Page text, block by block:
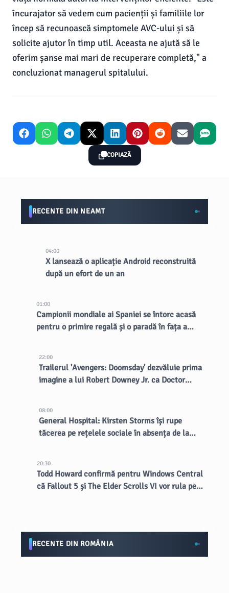
încurajator să vedem cum pacienții și familiile lor
încep să recunoască simptomele AVC-ului și să
solicite ajutor în timp util. Aceasta ne ajută să le
oferim șanse mai mari de recuperare completă," a
concluzionat managerul spitalului.
COPIAZĂ
RECENTE DIN NEAMT
04:00
X lansează o aplicație Android reconstruită
după un efort de un an
01:00
Campionii mondiale ai Spaniei se întorc acasă
pentru o primire regală și o paradă în fața a
22:00
Trailerul 'Avengers: Doomsday' dezvăluie prima
imagine a lui Robert Downey Jr. ca Doctor
08:00
General Hospital: Kirsten Storms își rupe
tăcerea pe rețelele sociale în absența de la
20:30
Todd Howard confirmă pentru Windows Central
că Fallout 5 și The Elder Scrolls VI vor rula pe
RECENTE DIN ROMÂNIA